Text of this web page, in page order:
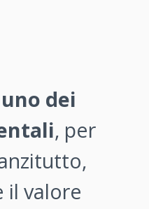
dei
, per
il valore